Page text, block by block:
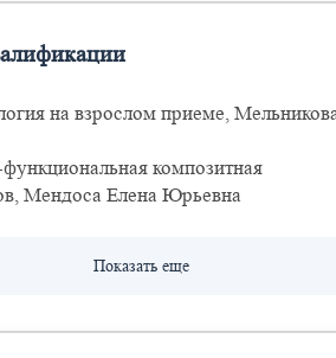
на взрослом приеме,
композитная
Мендоса Елена Юрьевна